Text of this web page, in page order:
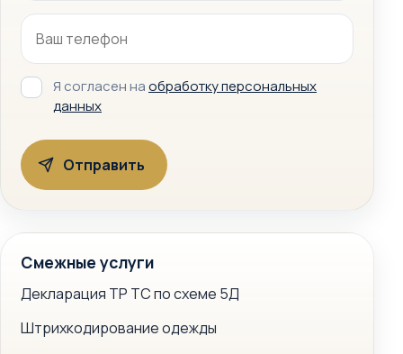
Я согласен наобработку персональных
данных
Смежные услуги
Декларация ТР ТС по схеме 5Д
Штрихкодирование одежды